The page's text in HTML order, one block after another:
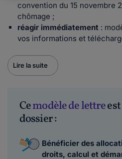
convention du 15 novembre
chômage ;
réagir immédiatement :
vos informations et
Lire la suite
Cemodèle de lettre
dossier :
Bénéficier des
droits, calcul et